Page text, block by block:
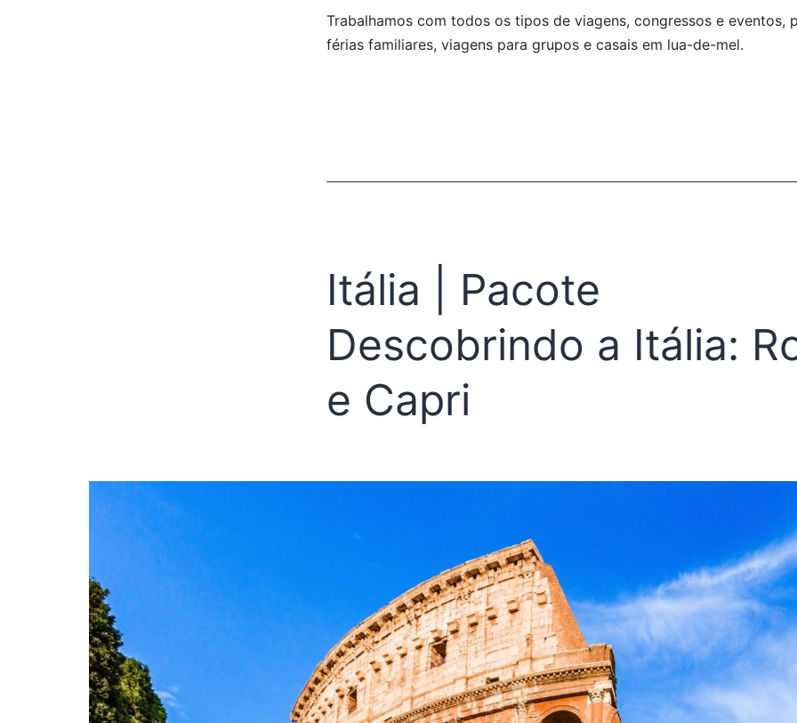
Trabalhamos com todos os tipos de viagens, congressos e eventos,
férias familiares, viagens para grupos e casais em lua-de-mel.
Itália | Pacote
Descobrindo a Itália:
e Capri